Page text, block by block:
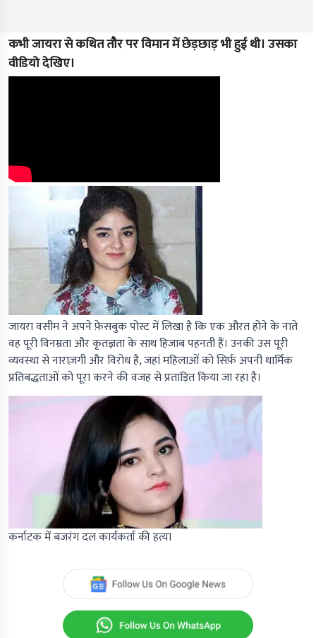
कभी जायरा से कथित तौर पर विमान में छेड़छाड़ भी हुई थी। उसका
वीडियो देखिए।
जायरा वसीम ने अपने फ़ेसबुक पोस्ट में लिखा है कि एक औरत होने के नाते
वह पूरी विनम्रता और कृतज्ञता के साथ हिजाब पहनती हैं। उनकी उस पूरी
व्यवस्था से नाराज़गी और विरोध है, जहां महिलाओं को सिर्फ़ अपनी धार्मिक
प्रतिबद्धताओं को पूरा करने की वजह से प्रताड़ित किया जा रहा है।
कर्नाटक में बजरंग दल कार्यकर्ता की हत्या